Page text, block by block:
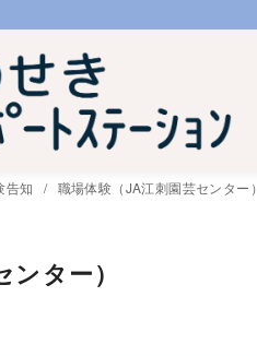
告知 職場体験（JA江刺園芸センター）
ター）